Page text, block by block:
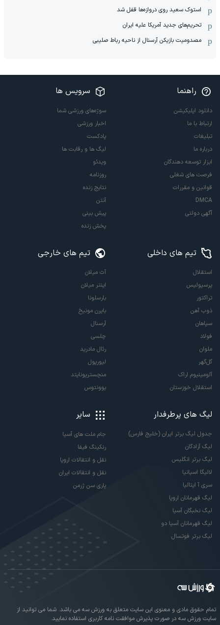
استوک سعید روی دروازه‌ها قفل شد
تحریم‌های جدید آمریکا علیه ایران
مصدومیت بازیکن آرسنال از ناحیه رباط صلیبی
راهنما
دانلود اپلیکیشن
ارتباط با ما
تبلیغات
درباره ما
ابزار توسعه دهندگان
فرصت های شغلی
قوانین و مقررات
DMCA
آگهی دولتی
سرویس ها
سوژه‌های ورزشی شما
اخبار ورزشی
پادکست
لیگ ها و رقابت ها
ویدئو
روزنامه
نتایج زنده
آنتن
پیش بینی
پخش زنده
تیم های داخلی
استقلال
پرسپولیس
تراکتور
ذوب آهن
سپاهان
فولاد
ملوان
گل‌گهر
آلومینیوم اراک
استقلال خوزستان
تیم های خارجی
آث میلان
اینتر میلان
بارسلونا
بایرن مونیخ
آرسنال
چلسی
رئال مادرید
لیورپول
منچستریونایتد
یوونتوس
لیگ های پرطرفدار
جدول لیگ برتر ایران (خلیج فارس)
لیگ آزادگان
لیگ برتر انگلیس
لالیگا اسپانیا
سری آ ایتالیا
لیگ قهرمانان اروپا
لیگ نخبگان آسیا
لیگ قهرمانان آسیا دو
لیگ برتر فوتسال
سایر
جام ملت های آسیا
رنکینگ فیفا
نقل و انتقالات اروپا
نقل و انتقالات ایران
پاری سن ژرمن
تمام حقوق مادی و معنوی این سایت متعلق به ورزش سه می باشد. شما می توانید از
سایت ورزش سه در صورت پذیرش موافقت نامه کاربری استفاده نمایید.